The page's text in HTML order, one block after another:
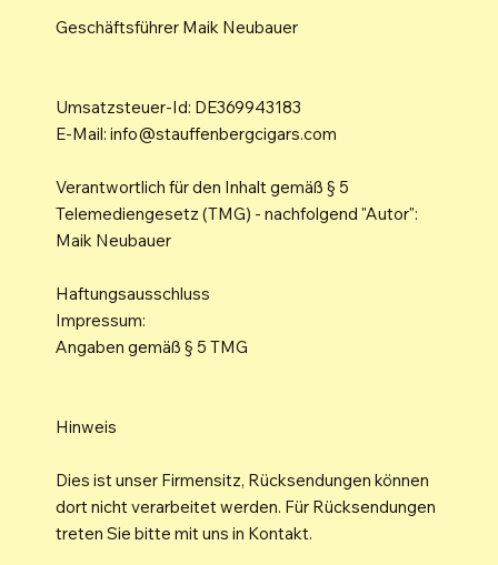
Geschäftsführer Maik Neubauer
Umsatzsteuer-Id: DE369943183
E-Mail:info@stauffenbergcigars.com
Verantwortlich für den Inhalt gemäß § 5
Telemediengesetz (TMG) - nachfolgend "Autor":
Maik Neubauer
Haftungsausschluss
Impressum:
Angaben gemäß § 5 TMG
Hinweis
Dies ist unser Firmensitz, Rücksendungen können
dort nicht verarbeitet werden. Für Rücksendungen
treten Sie bitte mit uns in Kontakt.